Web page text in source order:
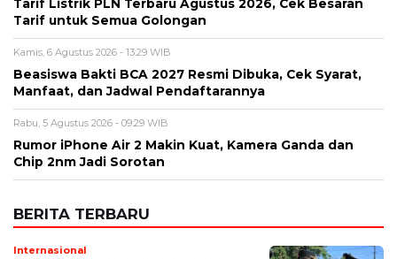
Tarif Listrik PLN Terbaru Agustus 2026, Cek Besaran
Tarif untuk Semua Golongan
Kamis, 6 Agustus 2026 - 13:29 WIB
Beasiswa Bakti BCA 2027 Resmi Dibuka, Cek Syarat,
Manfaat, dan Jadwal Pendaftarannya
Rabu, 5 Agustus 2026 - 09:29 WIB
Rumor iPhone Air 2 Makin Kuat, Kamera Ganda dan
Chip 2nm Jadi Sorotan
BERITA TERBARU
Internasional